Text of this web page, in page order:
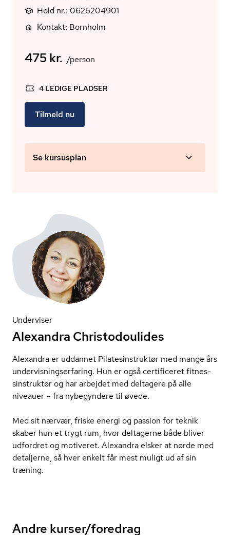
Hold nr.: 0626204901
Kontakt: Bornholm
475 kr. /person
4 LEDIGE PLADSER
Tilmeld nu
Se kursusplan
Underviser
Alexandra Christodoulides
Alexandra er uddannet Pi­la­tesin­struk­tør med mange års
un­der­vis­ning­ser­fa­ring. Hun er også certificeret fit­nes­
sin­struk­tør og har arbejdet med deltagere på alle
niveauer – fra nybegyndere til øvede.
Med sit nærvær, friske energi og passion for teknik
skaber hun et trygt rum, hvor deltagerne både bliver
udfordret og motiveret. Alexandra elsker at nørde med
detaljerne, så hver enkelt får mest muligt ud af sin
træning.
Andre kurser/foredrag